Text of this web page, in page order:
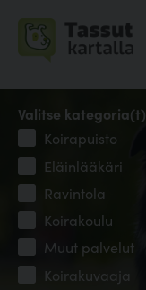
Valitse kategoria(t)
Koirapuisto
Eläinlääkäri
Ravintola
Koirakoulu
Muut palvelut
Koirakuvaaja